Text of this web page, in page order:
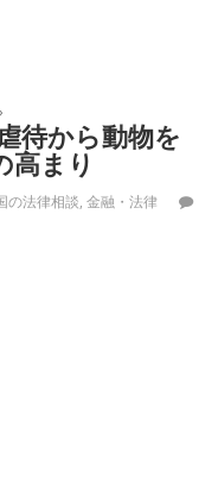
待から動物を
高まり
の法律相談,金融・法律